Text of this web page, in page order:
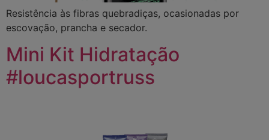
Resistência às fibras quebradiças, ocasionadas por
escovação, prancha e secador.
Mini Kit Hidratação
#loucasportruss